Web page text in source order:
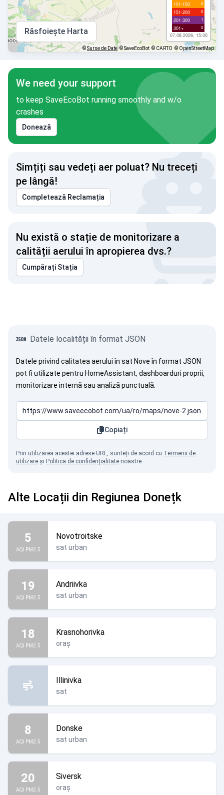
101-150 0
151-200 0
201-300 1
301+ 0
07.08.2026, 15:00
Răsfoiește Harta
©Surse de Date © SaveEcoBot © CARTO © OpenStreetMap
We need your support
to keep SaveEcoBot running smoothly and w/o
crashes
Donează
Simțiți sau vedeți aer poluat? Nu treceți
pe lângă!
Completează Reclamația
Nu există o stație de monitorizare a
calității aerului în apropierea dvs.?
Cumpărați Stația
Datele localității în format JSON
Datele privind calitatea aerului în sat Nove în format JSON
pot fi utilizate pentru HomeAssistant, dashboarduri proprii,
monitorizare internă sau analiză punctuală.
Copiați
Prin utilizarea acestei adrese URL, sunteți de acord cu Termenii de
utilizare și Politica de confidențialitate noastre.
Alte Locații din Regiunea Donețk
5
AQI PM2.5
Novotroitske
sat urban
19
AQI PM2.5
Andriivka
sat urban
18
AQI PM2.5
Krasnohorivka
oraș
Illinivka
sat
8
AQI PM2.5
Donske
sat urban
20
AQI PM2.5
Siversk
oraș